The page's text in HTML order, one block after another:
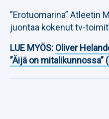
”Erotuomarina” Atleetin
juontaa kokenut tv-
LUE MYÖS: Oliver
”Äijä on mitalikunnossa”